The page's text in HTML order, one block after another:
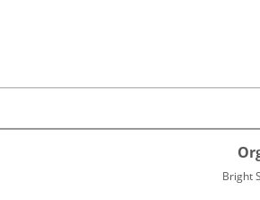
Bright